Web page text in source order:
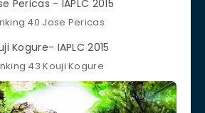
40 Jose Pericas
43 Kouji Kogure